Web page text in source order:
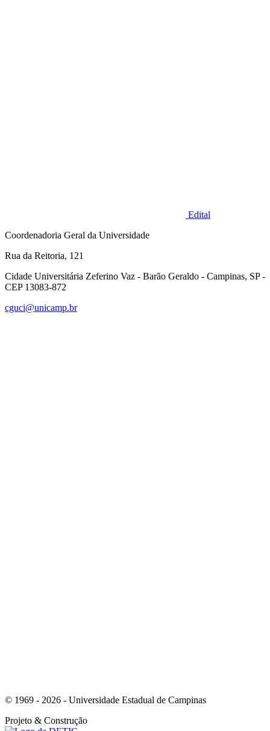
Edital
Coordenadoria Geral da Universidade
Rua da Reitoria, 121
Cidade Universitária Zeferino Vaz - Barão Geraldo - Campinas, SP -
CEP 13083-872
cguci@unicamp.br
© 1969 - 2026 - Universidade Estadual de Campinas
Projeto & Construção